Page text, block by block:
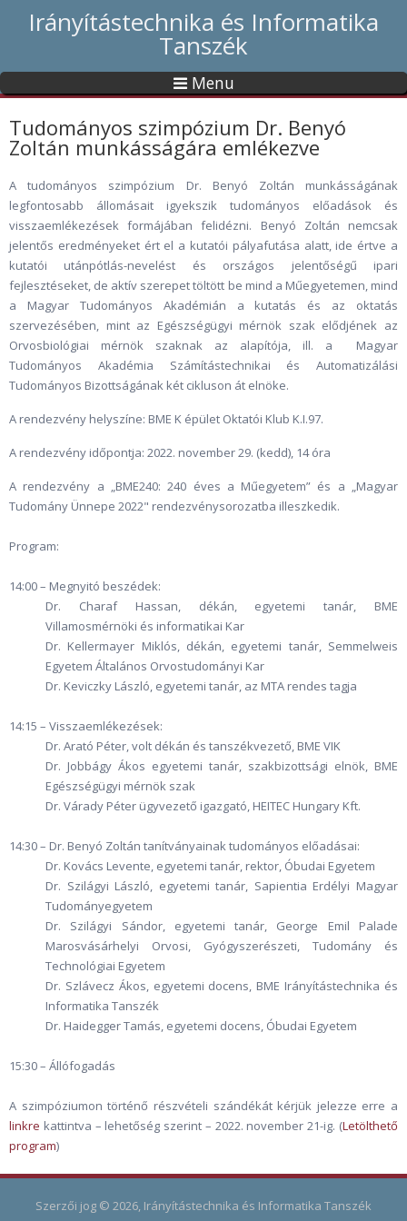
Irányítástechnika és Informatika
Tanszék
Menu
Tudományos szimpózium Dr. Benyó
Zoltán munkásságára emlékezve
A tudományos szimpózium Dr. Benyó Zoltán munkásságának
legfontosabb állomásait igyekszik tudományos előadások és
visszaemlékezések formájában felidézni. Benyó Zoltán nemcsak
jelentős eredményeket ért el a kutatói pályafutása alatt, ide értve a
kutatói utánpótlás-nevelést és országos jelentőségű ipari
fejlesztéseket, de aktív szerepet töltött be mind a Műegyetemen, mind
a Magyar Tudományos Akadémián a kutatás és az oktatás
szervezésében, mint az Egészségügyi mérnök szak elődjének az
Orvosbiológiai mérnök szaknak az alapítója, ill. a Magyar
Tudományos Akadémia Számítástechnikai és Automatizálási
Tudományos Bizottságának két cikluson át elnöke.
A rendezvény helyszíne: BME K épület Oktatói Klub K.I.97.
A rendezvény időpontja: 2022. november 29. (kedd), 14 óra
A rendezvény a „BME240: 240 éves a Műegyetem” és a „Magyar
Tudomány Ünnepe 2022" rendezvénysorozatba illeszkedik.
Program:
14:00 – Megnyitó beszédek:
Dr. Charaf Hassan, dékán, egyetemi tanár, BME
Villamosmérnöki és informatikai Kar
Dr. Kellermayer Miklós, dékán, egyetemi tanár, Semmelweis
Egyetem Általános Orvostudományi Kar
Dr. Keviczky László, egyetemi tanár, az MTA rendes tagja
14:15 – Visszaemlékezések:
Dr. Arató Péter, volt dékán és tanszékvezető, BME VIK
Dr. Jobbágy Ákos egyetemi tanár, szakbizottsági elnök, BME
Egészségügyi mérnök szak
Dr. Várady Péter ügyvezető igazgató, HEITEC Hungary Kft.
14:30 – Dr. Benyó Zoltán tanítványainak tudományos előadásai:
Dr. Kovács Levente, egyetemi tanár, rektor, Óbudai Egyetem
Dr. Szilágyi László, egyetemi tanár, Sapientia Erdélyi Magyar
Tudományegyetem
Dr. Szilágyi Sándor, egyetemi tanár, George Emil Palade
Marosvásárhelyi Orvosi, Gyógyszerészeti, Tudomány és
Technológiai Egyetem
Dr. Szlávecz Ákos, egyetemi docens, BME Irányítástechnika és
Informatika Tanszék
Dr. Haidegger Tamás, egyetemi docens, Óbudai Egyetem
15:30 – Állófogadás
A szimpóziumon történő részvételi szándékát kérjük jelezze erre a
linkre kattintva – lehetőség szerint – 2022. november 21-ig. (Letölthető
program)
Szerzői jog © 2026, Irányítástechnika és Informatika Tanszék